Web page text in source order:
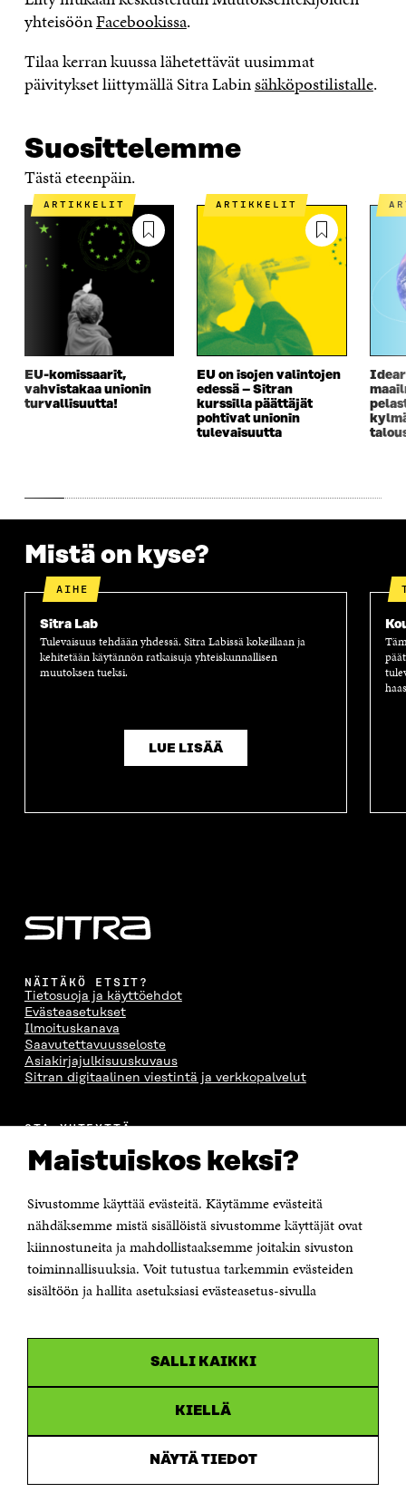
Maistuiskos keksi?
Sivustomme käyttää evästeitä. Käytämme evästeitä
nähdäksemme mistä sisällöistä sivustomme käyttäjät ovat
kiinnostuneita ja mahdollistaaksemme joitakin sivuston
toiminnallisuuksia. Voit tutustua tarkemmin evästeiden
sisältöön ja hallita asetuksiasi evästeasetus-sivulla
SALLI KAIKKI
KIELLÄ
NÄYTÄ TIEDOT
yhteisöönFacebookissa.
Tilaa kerran kuussa lähetettävät uusimmat
päivitykset liittymällä Sitra Labinsähköpostilistalle.
Suosittelemme
Tästä eteenpäin.
ARTIKKELIT
EU-komissaarit,
vahvistakaa unionin
turvallisuutta!
ARTIKKELIT
EU on isojen valintojen
edessä – Sitran
kurssilla päättäjät
pohtivat unionin
tulevaisuutta
Mistä on kyse?
AIHE
Sitra Lab
Tulevaisuus tehdään yhdessä. Sitra Labissä kokeillaan ja
kehitetään käytännön ratkaisuja yhteiskunnallisen
muutoksen tueksi.
LUE LISÄÄ
NÄITÄKÖ ETSIT?
Tietosuoja ja käyttöehdot
Evästeasetukset
Ilmoituskanava
Saavutettavuusseloste
Asiakirjajulkisuuskuvaus
Sitran digitaalinen viestintä ja verkkopalvelut
OTA YHTEYTTÄ
Itämerenkatu 11-13, PL 160,
00181 Helsinki
Puhelin +358 294 618 991
Sähköpostiosoite
Saapumisohjeet
Y-tunnus 0202132-3
uudessa
ikkunassaInstagram